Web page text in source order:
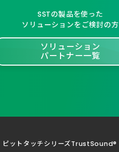
SSTの製品を使った
ソリューションをご検討の方
ソリューション
パートナー一覧
ピットタッチシリーズTrustSound®